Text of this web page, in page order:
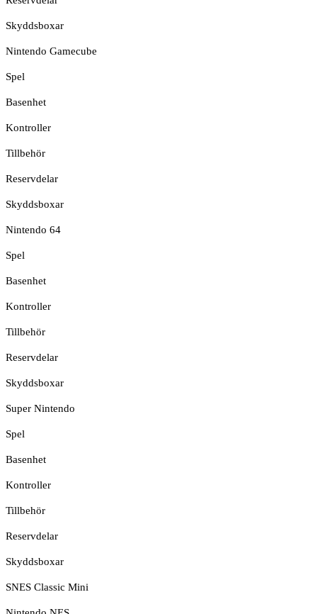
Skyddsboxar
Nintendo Gamecube
Spel
Basenhet
Kontroller
Tillbehör
Reservdelar
Skyddsboxar
Nintendo 64
Spel
Basenhet
Kontroller
Tillbehör
Reservdelar
Skyddsboxar
Super Nintendo
Spel
Basenhet
Kontroller
Tillbehör
Reservdelar
Skyddsboxar
SNES Classic Mini